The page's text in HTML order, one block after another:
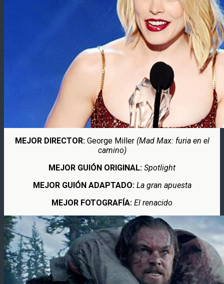
MEJOR DIRECTOR: George Miller (Mad Max: furia en el
camino)
MEJOR GUIÓN ORIGINAL: Spotlight
MEJOR GUIÓN ADAPTADO: La gran apuesta
MEJOR FOTOGRAFÍA: El renacido